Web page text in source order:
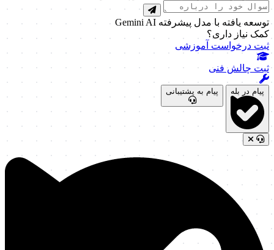
توسعه یافته با مدل پیشرفته Gemini AI
کمک نیاز داری؟
ثبت درخواست آموزشی
ثبت چالش فنی
پیام در بله پیام به پشتیبانی